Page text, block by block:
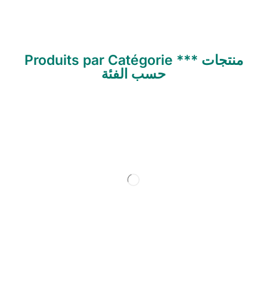
Produits par Catégorie *** منتجات
حسب الفئة